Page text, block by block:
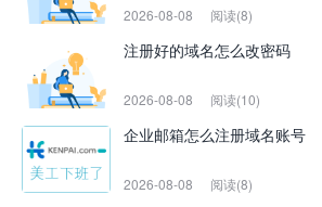
2026-08-08 阅读(8)
注册好的域名怎么改密码
2026-08-08 阅读(10)
企业邮箱怎么注册域名账号
2026-08-08 阅读(8)